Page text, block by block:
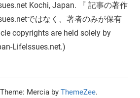
Kochi, Japan. 『 記事の著作
ではなく、著者のみが保有
copyrights are held solely by
LifeIssues.net.)
Mercia by ThemeZee.